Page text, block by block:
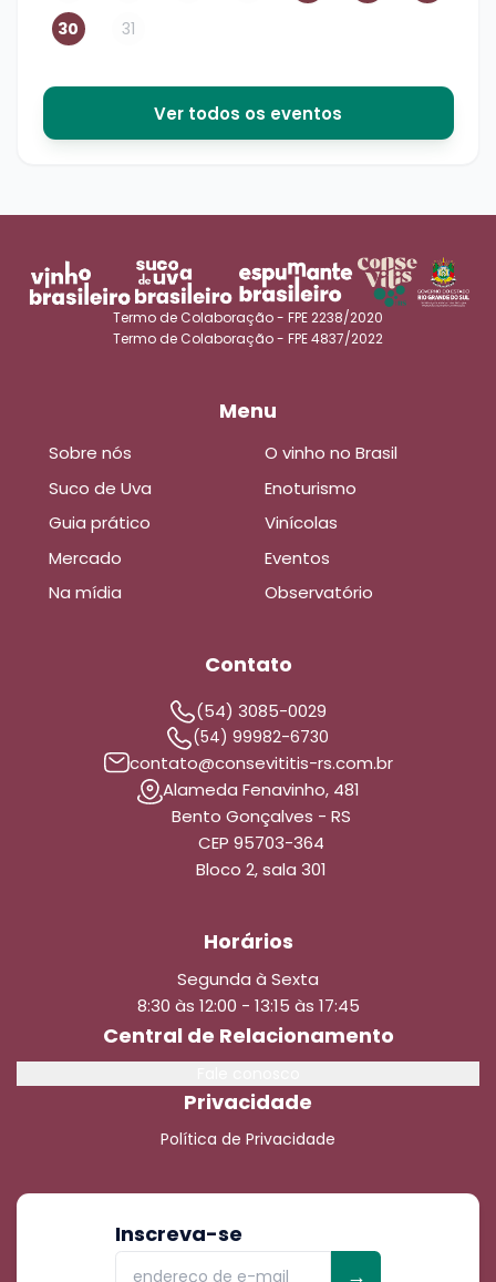
30
31
Ver todos os eventos
Termo de Colaboração - FPE 2238/2020
Termo de Colaboração - FPE 4837/2022
Menu
Sobre nós
O vinho no Brasil
Suco de Uva
Enoturismo
Guia prático
Vinícolas
Mercado
Eventos
Na mídia
Observatório
Contato
(54) 3085-0029
(54) 99982-6730
contato@consevititis-rs.com.br
Alameda Fenavinho, 481
Bento Gonçalves - RS
CEP 95703-364
Bloco 2, sala 301
Horários
Segunda à Sexta
8:30 às 12:00 - 13:15 às 17:45
Central de Relacionamento
Privacidade
Política de Privacidade
Inscreva-se
→